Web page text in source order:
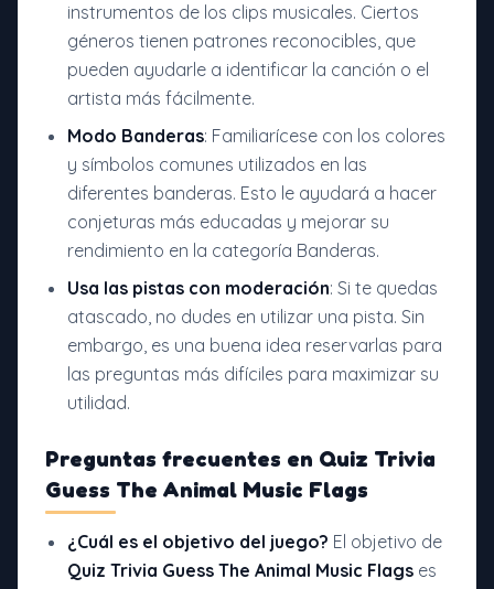
instrumentos de los clips musicales. Ciertos
géneros tienen patrones reconocibles, que
pueden ayudarle a identificar la canción o el
artista más fácilmente.
Modo Banderas: Familiarícese con los colores
y símbolos comunes utilizados en las
diferentes banderas. Esto le ayudará a hacer
conjeturas más educadas y mejorar su
rendimiento en la categoría Banderas.
Usa las pistas con moderación: Si te quedas
atascado, no dudes en utilizar una pista. Sin
embargo, es una buena idea reservarlas para
las preguntas más difíciles para maximizar su
utilidad.
Preguntas frecuentes en Quiz Trivia
Guess The Animal Music Flags
¿Cuál es el objetivo del juego? El objetivo de
Quiz Trivia Guess The Animal Music Flags es